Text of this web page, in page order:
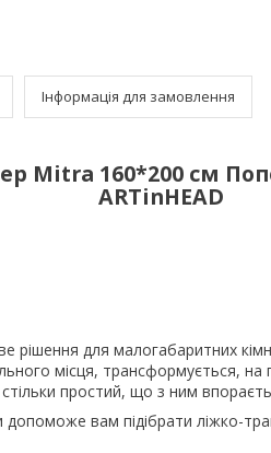
Інформація для замовлення
Mitra 160*200 см
ARTinHEAD
рішення для малогабаритних
місця, трансформується,
простий, що з ним
допоможе вам підібрати ліжко-